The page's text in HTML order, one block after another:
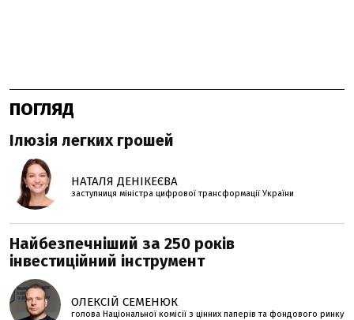
ПОГЛЯД
Ілюзія легких грошей
НАТАЛЯ ДЕНІКЕЄВА
заступниця міністра цифрової трансформації України
Найбезпечніший за 250 років
інвестиційний інструмент
ОЛЕКСІЙ СЕМЕНЮК
голова Національної комісії з цінних паперів та фондового ринку